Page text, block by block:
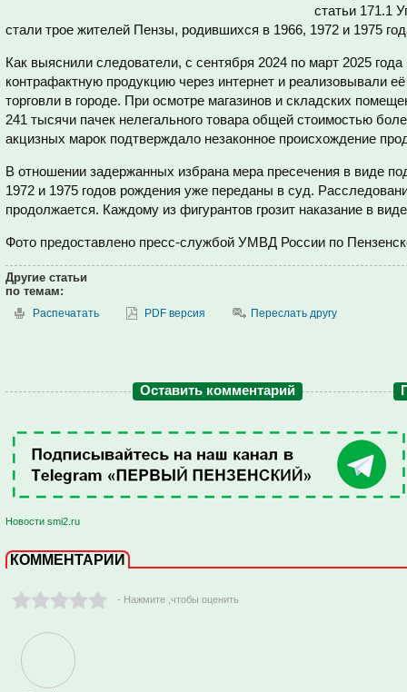
статьи 171.1
стали трое жителей Пензы, родившихся в 1966, 1972 и 1975
Как выяснили следователи, с сентября 2024 по март 2025
контрафактную продукцию через интернет и реализовывали
торговли в городе. При осмотре магазинов и складских
241 тысячи пачек нелегального товара общей стоимостью
акцизных марок подтверждало незаконное происхождение
В отношении задержанных избрана мера пресечения в виде
1972 и 1975 годов рождения уже переданы в суд.
продолжается. Каждому из фигурантов грозит наказание в
Фото предоставлено пресс-службой УМВД России по
Другие статьи
по темам:
Распечатать PDF версия Переслать другу
Оставить комментарий
Новости smi2.ru
КОММЕНТАРИИ
- Нажмите ,чтобы оценить